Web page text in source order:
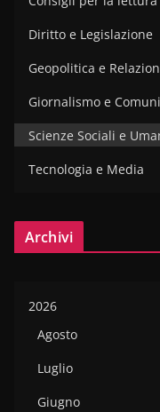
Diritto e Legislazione
Geopolitica e
Giornalismo e
Scienze Sociali e
Tecnologia e Media
Archivi
2026
Agosto
Luglio
Giugno